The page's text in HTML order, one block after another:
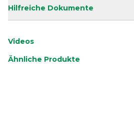
Hilfreiche Dokumente
Videos
Ähnliche Produkte